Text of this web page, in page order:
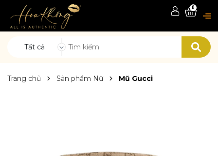
Tất cả
0
Trang chủ Sản phẩm Nữ Mũ Gucci